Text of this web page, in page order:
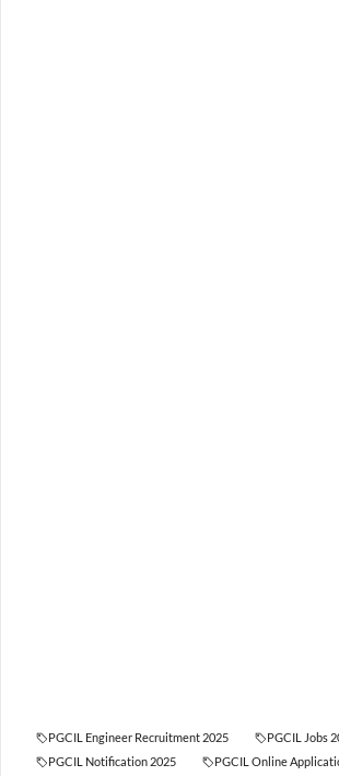
PGCIL Engineer Recruitment 2025
PGCIL Jobs
PGCIL Notification 2025
PGCIL Online